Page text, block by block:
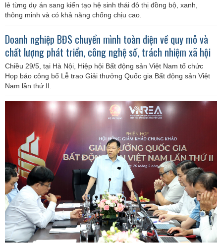
lẻ từng dự án sang kiến tạo hệ sinh thái đô thị đồng bộ, xanh,
thông minh và có khả năng chống chịu cao.
Doanh nghiệp BĐS chuyển mình toàn diện về quy mô và
chất lượng phát triển, công nghệ số, trách nhiệm xã hội
Chiều 29/5, tại Hà Nội, Hiệp hội Bất động sản Việt Nam tổ chức
Họp báo công bố Lễ trao Giải thưởng Quốc gia Bất động sản Việt
Nam lần thứ II.